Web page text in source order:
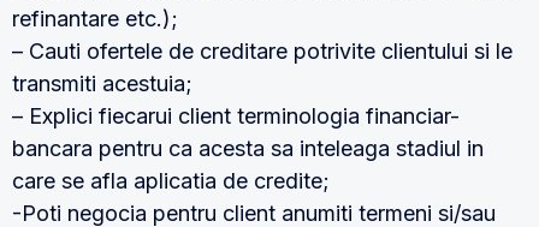
refinantare etc.);
– Cauti ofertele de creditare potrivite clientului si le
transmiti acestuia;
– Explici fiecarui client terminologia financiar-
bancara pentru ca acesta sa inteleaga stadiul in
care se afla aplicatia de credite;
-Poti negocia pentru client anumiti termeni si/sau